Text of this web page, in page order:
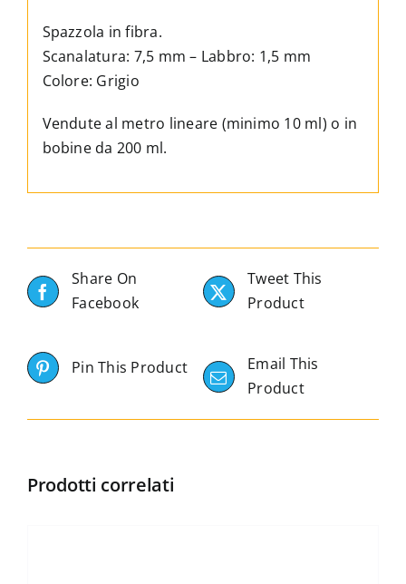
Spazzola in fibra.
Scanalatura: 7,5 mm – Labbro: 1,5 mm
Colore: Grigio
Vendute al metro lineare (minimo 10 ml) o in
bobine da 200 ml.
Share On
Facebook
Tweet This
Product
Pin This Product
Email This
Product
Prodotti correlati